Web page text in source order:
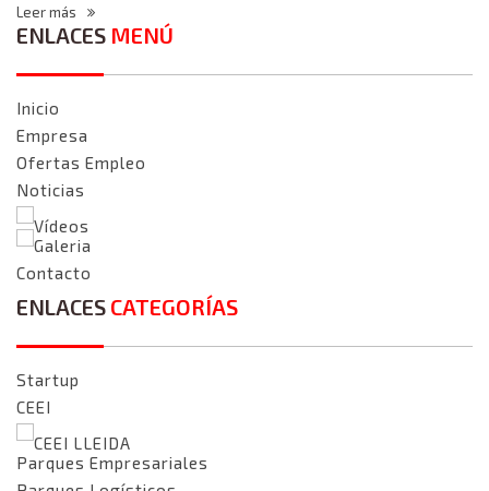
Leer más
ENLACES MENÚ
Inicio
Empresa
Ofertas Empleo
Noticias
Vídeos
Galeria
Contacto
ENLACES CATEGORÍAS
Startup
CEEI
CEEI LLEIDA
Parques Empresariales